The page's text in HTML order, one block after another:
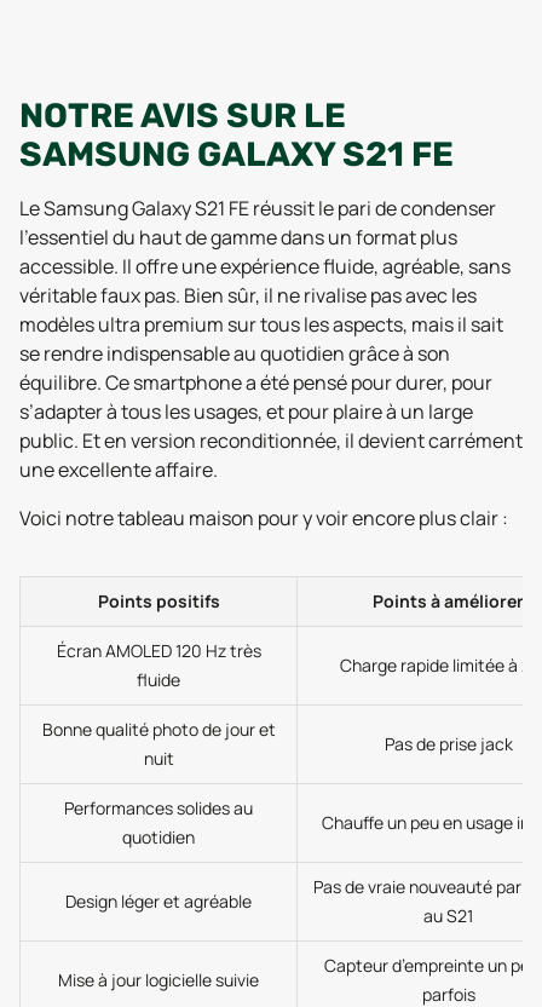
NOTRE AVIS SUR LE
SAMSUNG GALAXY S21 FE
Le Samsung Galaxy S21 FE réussit le pari de condenser
l’essentiel du haut de gamme dans un format plus
accessible. Il offre une expérience fluide, agréable, sans
véritable faux pas. Bien sûr, il ne rivalise pas avec les
modèles ultra premium sur tous les aspects, mais il sait
se rendre indispensable au quotidien grâce à son
équilibre. Ce smartphone a été pensé pour durer, pour
s’adapter à tous les usages, et pour plaire à un large
public. Et en version reconditionnée, il devient carrément
une excellente affaire.
Voici notre tableau maison pour y voir encore plus clair :
Points positifs Points à améliorer
Écran AMOLED 120 Hz très
fluide
Charge rapide limitée à
Bonne qualité photo de jour et
nuit
Pas de prise jack
Performances solides au
quotidien
Chauffe un peu en usage
Design léger et agréable
Pas de vraie nouveauté par
au S21
Mise à jour logicielle suivie
Capteur d’empreinte un
parfois